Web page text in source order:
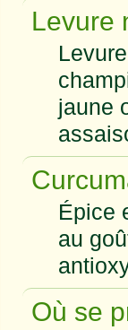
Levure
jaune
Épice
au
Où se